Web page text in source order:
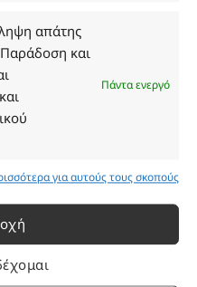
απάτης
και
Πάντα ενεργό
για αυτούς τους σκοπούς